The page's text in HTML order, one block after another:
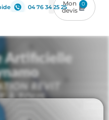
04 76 34 25 25 0